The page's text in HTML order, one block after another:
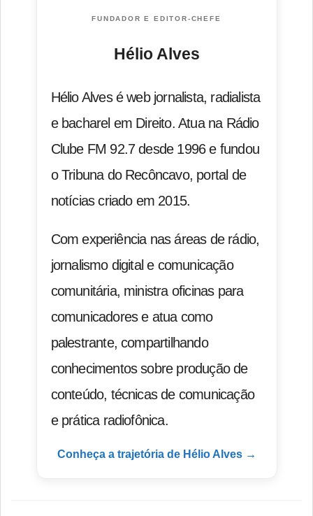
FUNDADOR E EDITOR-CHEFE
Hélio Alves
Hélio Alves é web jornalista, radialista
e bacharel em Direito. Atua na Rádio
Clube FM 92.7 desde 1996 e fundou
o Tribuna do Recôncavo, portal de
notícias criado em 2015.
Com experiência nas áreas de rádio,
jornalismo digital e comunicação
comunitária, ministra oficinas para
comunicadores e atua como
palestrante, compartilhando
conhecimentos sobre produção de
conteúdo, técnicas de comunicação
e prática radiofônica.
Conheça a trajetória de Hélio Alves →